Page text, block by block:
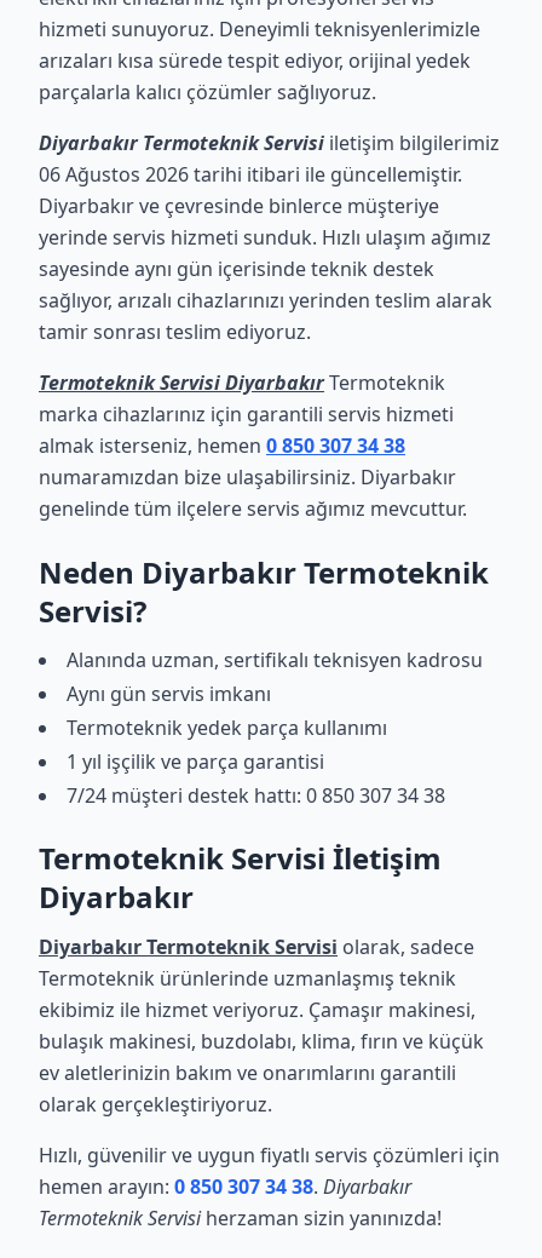
hizmeti sunuyoruz. Deneyimli teknisyenlerimizle
arızaları kısa sürede tespit ediyor, orijinal yedek
parçalarla kalıcı çözümler sağlıyoruz.
Diyarbakır Termoteknik Servisi iletişim bilgilerimiz
06 Ağustos 2026 tarihi itibari ile güncellemiştir.
Diyarbakır ve çevresinde binlerce müşteriye
yerinde servis hizmeti sunduk. Hızlı ulaşım ağımız
sayesinde aynı gün içerisinde teknik destek
sağlıyor, arızalı cihazlarınızı yerinden teslim alarak
tamir sonrası teslim ediyoruz.
Termoteknik Servisi DiyarbakırTermoteknik
marka cihazlarınız için garantili servis hizmeti
almak isterseniz, hemen 0 850 307 34 38
numaramızdan bize ulaşabilirsiniz. Diyarbakır
genelinde tüm ilçelere servis ağımız mevcuttur.
Neden Diyarbakır Termoteknik
Servisi?
Alanında uzman, sertifikalı teknisyen kadrosu
Aynı gün servis imkanı
Termoteknik yedek parça kullanımı
1 yıl işçilik ve parça garantisi
7/24 müşteri destek hattı: 0 850 307 34 38
Termoteknik Servisi İletişim
Diyarbakır
Diyarbakır Termoteknik Servisi olarak, sadece
Termoteknik ürünlerinde uzmanlaşmış teknik
ekibimiz ile hizmet veriyoruz. Çamaşır makinesi,
bulaşık makinesi, buzdolabı, klima, fırın ve küçük
ev aletlerinizin bakım ve onarımlarını garantili
olarak gerçekleştiriyoruz.
Hızlı, güvenilir ve uygun fiyatlı servis çözümleri için
hemen arayın: 0 850 307 34 38. Diyarbakır
Termoteknik Servisiherzaman sizin yanınızda!